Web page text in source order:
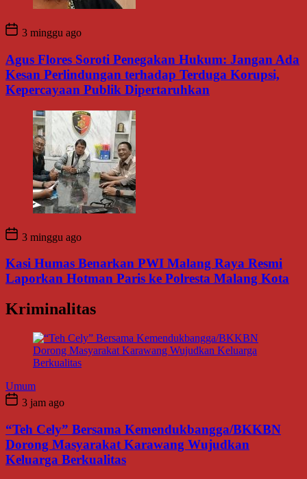
3 minggu ago
Agus Flores Soroti Penegakan Hukum: Jangan Ada
Kesan Perlindungan terhadap Terduga Korupsi,
Kepercayaan Publik Dipertaruhkan
3 minggu ago
Kasi Humas Benarkan PWI Malang Raya Resmi
Laporkan Hotman Paris ke Polresta Malang Kota
Kriminalitas
Umum
3 jam ago
“Teh Cely” Bersama Kemendukbangga/BKKBN
Dorong Masyarakat Karawang Wujudkan
Keluarga Berkualitas